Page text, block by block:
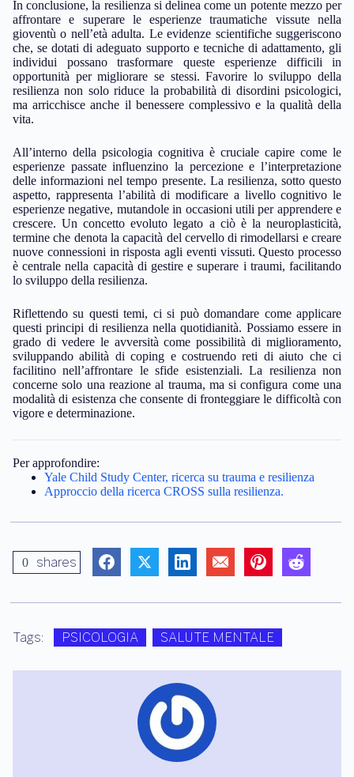
In conclusione, la resilienza si delinea come un potente mezzo per
affrontare e superare le esperienze traumatiche vissute nella
gioventù o nell’età adulta. Le evidenze scientifiche suggeriscono
che, se dotati di adeguato supporto e tecniche di adattamento, gli
individui possano trasformare queste esperienze difficili in
opportunità per migliorare se stessi. Favorire lo sviluppo della
resilienza non solo riduce la probabilità di disordini psicologici,
ma arricchisce anche il benessere complessivo e la qualità della
vita.
All’interno della psicologia cognitiva è cruciale capire come le
esperienze passate influenzino la percezione e l’interpretazione
delle informazioni nel tempo presente. La resilienza, sotto questo
aspetto, rappresenta l’abilità di modificare a livello cognitivo le
esperienze negative, mutandole in occasioni utili per apprendere e
crescere. Un concetto evoluto legato a ciò è la neuroplasticità,
termine che denota la capacità del cervello di rimodellarsi e creare
nuove connessioni in risposta agli eventi vissuti. Questo processo
è centrale nella capacità di gestire e superare i traumi, facilitando
lo sviluppo della resilienza.
Riflettendo su questi temi, ci si può domandare come applicare
questi principi di resilienza nella quotidianità. Possiamo essere in
grado di vedere le avversità come possibilità di miglioramento,
sviluppando abilità di coping e costruendo reti di aiuto che ci
facilitino nell’affrontare le sfide esistenziali. La resilienza non
concerne solo una reazione al trauma, ma si configura come una
modalità di esistenza che consente di fronteggiare le difficoltà con
vigore e determinazione.
Per approfondire:
Yale Child Study Center, ricerca su trauma e resilienza
Approccio della ricerca CROSS sulla resilienza.
0 shares
Tags: PSICOLOGIA SALUTE MENTALE